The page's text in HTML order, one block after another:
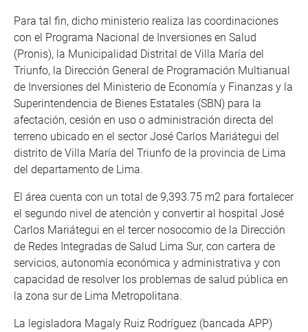
Para tal fin, dicho ministerio realiza las coordinaciones
con el Programa Nacional de Inversiones en Salud
(Pronis), la Municipalidad Distrital de Villa María del
Triunfo, la Dirección General de Programación Multianual
de Inversiones del Ministerio de Economía y Finanzas y la
Superintendencia de Bienes Estatales (SBN) para la
afectación, cesión en uso o administración directa del
terreno ubicado en el sector José Carlos Mariátegui del
distrito de Villa María del Triunfo de la provincia de Lima
del departamento de Lima.
El área cuenta con un total de 9,393.75 m2 para fortalecer
el segundo nivel de atención y convertir al hospital José
Carlos Mariátegui en el tercer nosocomio de la Dirección
de Redes Integradas de Salud Lima Sur, con cartera de
servicios, autonomía económica y administrativa y con
capacidad de resolver los problemas de salud pública en
la zona sur de Lima Metropolitana.
La legisladora Magaly Ruiz Rodríguez (bancada APP)